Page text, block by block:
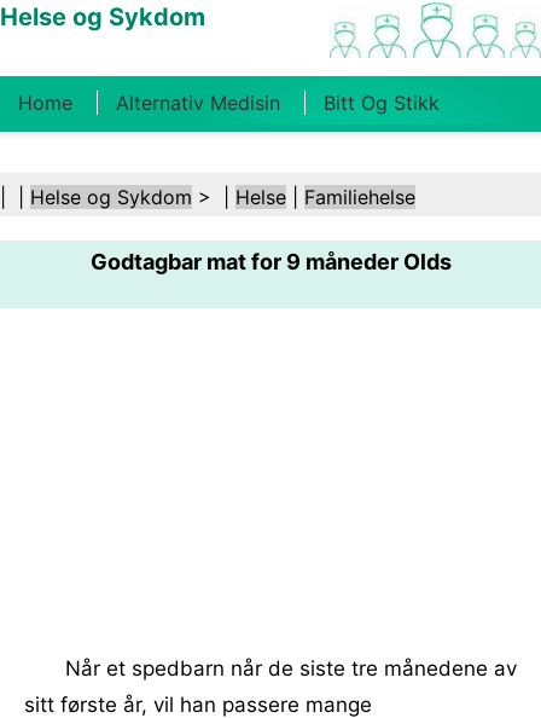
Helse og Sykdom
Home Alternativ Medisin Bitt Og Stikk
Kosthold Og Ernæring Familiehelse
Helsebransjen Psykisk Helse Folkehelse Og
Sikkerhet Kirurgi Og Prosedyrer Helse
Helse og Sykdom > | Helse Familiehelse
Godtagbar mat for 9 måneder Olds
Når et spedbarn når de siste tre månedene av
sitt første år, vil han passere mange